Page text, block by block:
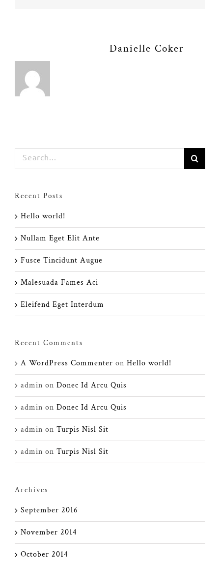
Danielle Coker
Search
Recent Posts
Hello world!
Nullam Eget Elit Ante
Fusce Tincidunt Augue
Malesuada Fames Aci
Eleifend Eget Interdum
Recent Comments
A WordPress Commenter on Hello world!
admin on Donec Id Arcu Quis
admin on Donec Id Arcu Quis
admin on Turpis Nisl Sit
admin on Turpis Nisl Sit
Archives
September 2016
November 2014
October 2014